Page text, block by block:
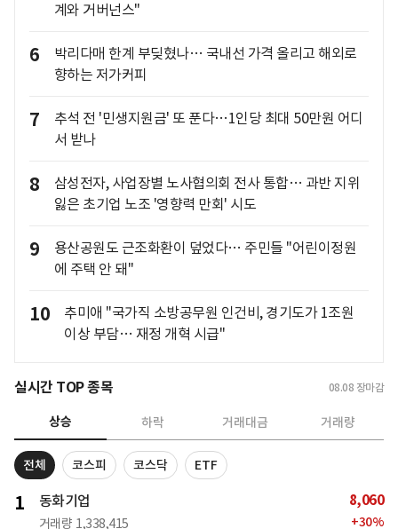
계와 거버넌스"
6
박리다매 한계 부딪혔나… 국내선 가격 올리고 해외로
향하는 저가커피
7
추석 전 '민생지원금' 또 푼다…1인당 최대 50만원 어디
서 받나
8
삼성전자, 사업장별 노사협의회 전사 통합… 과반 지위
잃은 초기업 노조 '영향력 만회' 시도
9
용산공원도 근조화환이 덮었다… 주민들 "어린이정원
에 주택 안 돼"
10
추미애 "국가직 소방공무원 인건비, 경기도가 1조원
이상 부담… 재정 개혁 시급"
실시간 TOP 종목 08.08 장마감
상승 하락 거래대금 거래량
전체 코스피 코스닥 ETF
1 동화기업
거래량 1,338,415
8,060
+30%